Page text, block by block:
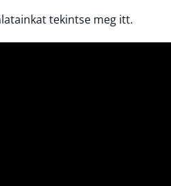
tekintse meg itt.